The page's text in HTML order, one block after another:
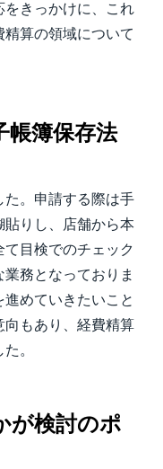
をきっかけに、これ
算の領域について
帳簿保存法
た。申請する際は手
貼りし、店舗から本
目検でのチェック
務となっておりま
めていきたいこと
向もあり、経費精算
。
が検討のポ